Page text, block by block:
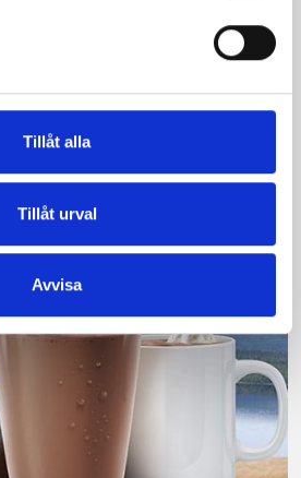
Tillåt alla
Tillåt urval
Avvisa
att vår laktosfria Mellanmjölk
norrlänningarna sagt sitt. Fler än